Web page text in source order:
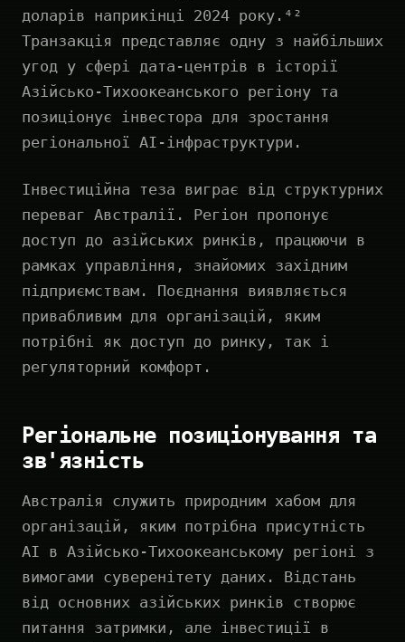
доларів наприкінці 2024 року.⁴²
Транзакція представляє одну з найбільших
угод у сфері дата-центрів в історії
Азійсько-Тихоокеанського регіону та
позиціонує інвестора для зростання
регіональної AI-інфраструктури.
Інвестиційна теза виграє від структурних
переваг Австралії. Регіон пропонує
доступ до азійських ринків, працюючи в
рамках управління, знайомих західним
підприємствам. Поєднання виявляється
привабливим для організацій, яким
потрібні як доступ до ринку, так і
регуляторний комфорт.
Регіональне позиціонування та
зв'язність
Австралія служить природним хабом для
організацій, яким потрібна присутність
AI в Азійсько-Тихоокеанському регіоні з
вимогами суверенітету даних. Відстань
від основних азійських ринків створює
питання затримки, але інвестиції в